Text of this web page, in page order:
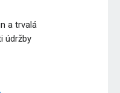
a trvalá
údržby